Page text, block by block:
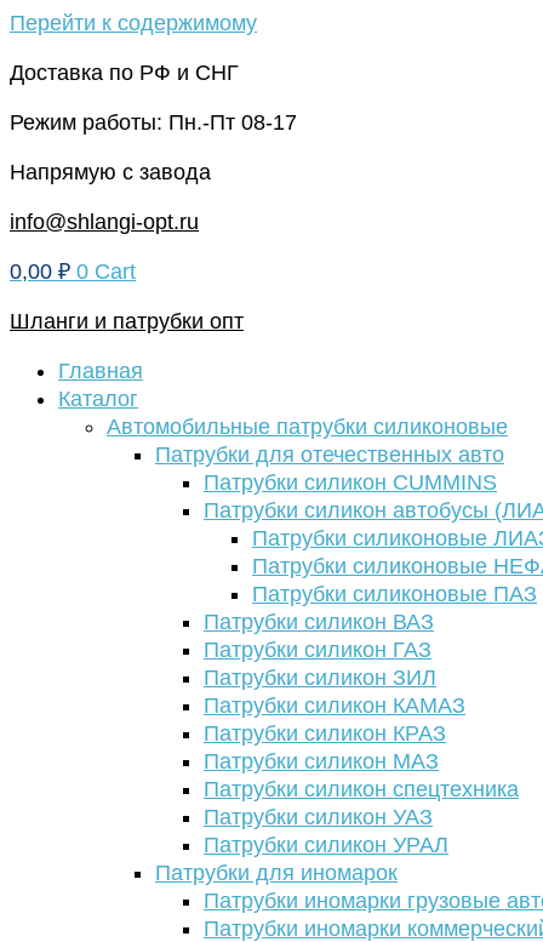
Перейти к содержимому
Доставка по РФ и СНГ
Режим работы: Пн.-Пт 08-17
Напрямую с завода
info@shlangi-opt.ru
0,00 ₽ 0 Cart
Шланги и патрубки опт
Главная
Каталог
Автомобильные патрубки силиконовые
Патрубки для отечественных авто
Патрубки силикон CUMMINS
Патрубки силикон автобусы
Патрубки силиконовые
Патрубки силиконовые
Патрубки силиконовые ПАЗ
Патрубки силикон ВАЗ
Патрубки силикон ГАЗ
Патрубки силикон ЗИЛ
Патрубки силикон КАМАЗ
Патрубки силикон КРАЗ
Патрубки силикон МАЗ
Патрубки силикон спецтехника
Патрубки силикон УАЗ
Патрубки силикон УРАЛ
Патрубки для иномарок
Патрубки иномарки грузовые
Патрубки иномарки